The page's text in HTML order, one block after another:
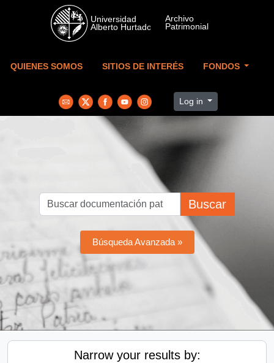
Skip to main content
QUIENES SOMOS SITIOS DE INTERÉS FONDOS
Log in
Buscar
Búsqueda Avanzada »
Narrow your results by: